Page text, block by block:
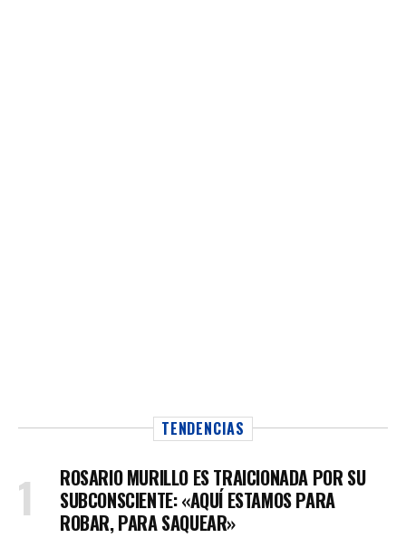
TENDENCIAS
ROSARIO MURILLO ES TRAICIONADA POR SU
SUBCONSCIENTE: «AQUÍ ESTAMOS PARA
ROBAR, PARA SAQUEAR»